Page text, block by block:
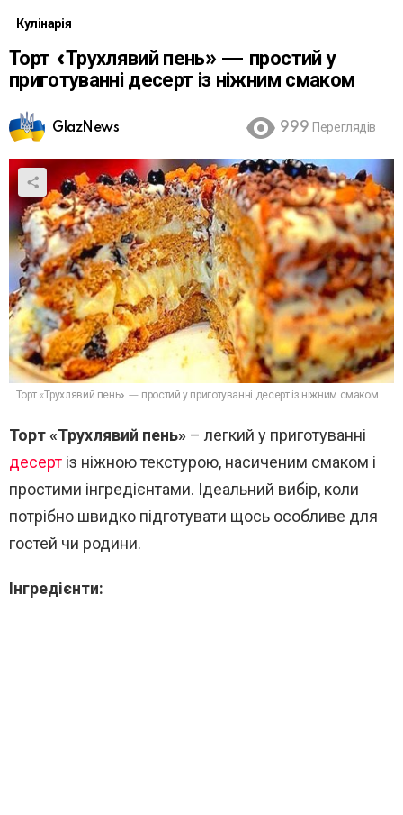
Кулінарія
Торт «Трухлявий пень» — простий у
приготуванні десерт із ніжним смаком
GlazNews 999 Переглядів
Торт «Трухлявий пень» — простий у приготуванні десерт із ніжним смаком
Торт «Трухлявий пень» – легкий у приготуванні
десерт із ніжною текстурою, насиченим смаком і
простими інгредієнтами. Ідеальний вибір, коли
потрібно швидко підготувати щось особливе для
гостей чи родини.
Інгредієнти: